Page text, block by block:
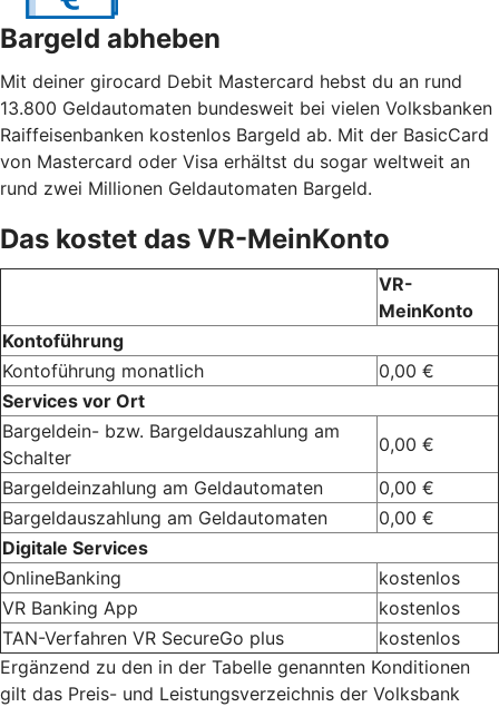
Bargeld abheben
Mit deiner girocard Debit Mastercard hebst du an rund
13.800 Geldautomaten bundesweit bei vielen Volksbanken
Raiffeisenbanken kostenlos Bargeld ab. Mit der BasicCard
von Mastercard oder Visa erhältst du sogar weltweit an
rund zwei Millionen Geldautomaten Bargeld.
Das kostet das VR-MeinKonto
VR-
MeinKonto
Kontoführung
Kontoführung monatlich
0,00 €
Services vor Ort
Bargeldein- bzw. Bargeldauszahlung am
Schalter
0,00 €
Bargeldeinzahlung am Geldautomaten
0,00 €
Bargeldauszahlung am Geldautomaten
0,00 €
Digitale Services
OnlineBanking
kostenlos
VR Banking App
kostenlos
TAN-Verfahren VR SecureGo plus
kostenlos
Ergänzend zu den in der Tabelle genannten Konditionen
gilt das Preis- und Leistungsverzeichnis der Volksbank